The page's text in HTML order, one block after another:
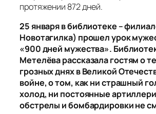
протяжении 872 дней.
25 января в библиотеке –
Новотагилка) прошел урок
«900 дней мужества».
Метелёва рассказала гостям о
грозных днях в Великой
войне, о том, как ни страшный
холод, ни постоянные
обстрелы и бомбардировки не